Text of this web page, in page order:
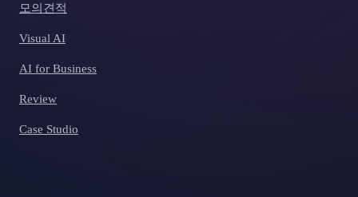
모의견적
Visual AI
AI for Business
Review
Case Studio